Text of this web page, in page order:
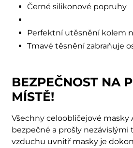
Černé silikonové popruhy
Perfektní utěsnění kolem
Tmavé těsnění zabraňuje
BEZPEČNOST NA
MÍSTĚ!
Všechny celoobličejové masky
bezpečné a prošly nezávislými
vzduchu uvnitř masky je